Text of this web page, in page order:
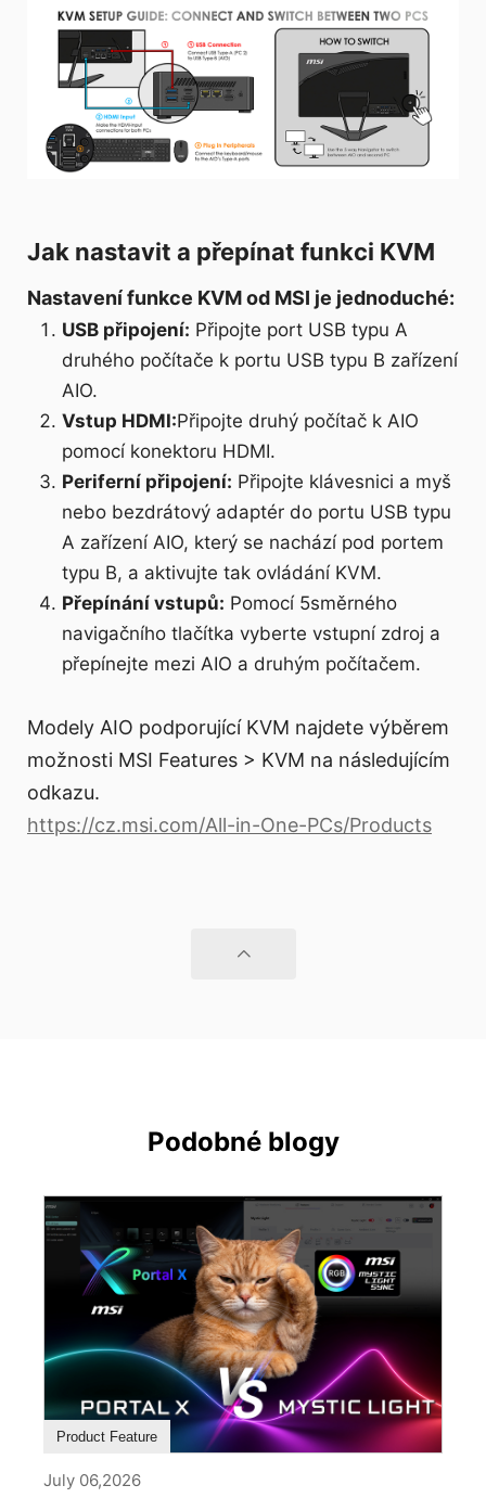
Jak nastavit a přepínat funkci KVM
Nastavení funkce KVM od MSI je jednoduché:
USB připojení: Připojte port USB typu A
druhého počítače k portu USB typu B zařízení
AIO.
Vstup HDMI:Připojte druhý počítač k AIO
pomocí konektoru HDMI.
Periferní připojení: Připojte klávesnici a myš
nebo bezdrátový adaptér do portu USB typu
A zařízení AIO, který se nachází pod portem
typu B, a aktivujte tak ovládání KVM.
Přepínání vstupů: Pomocí 5směrného
navigačního tlačítka vyberte vstupní zdroj a
přepínejte mezi AIO a druhým počítačem.
Modely AIO podporující KVM najdete výběrem
možnosti MSI Features > KVM na následujícím
odkazu.
https://cz.msi.com/All-in-One-PCs/Products
Podobné blogy
Product Feature
July 06,2026